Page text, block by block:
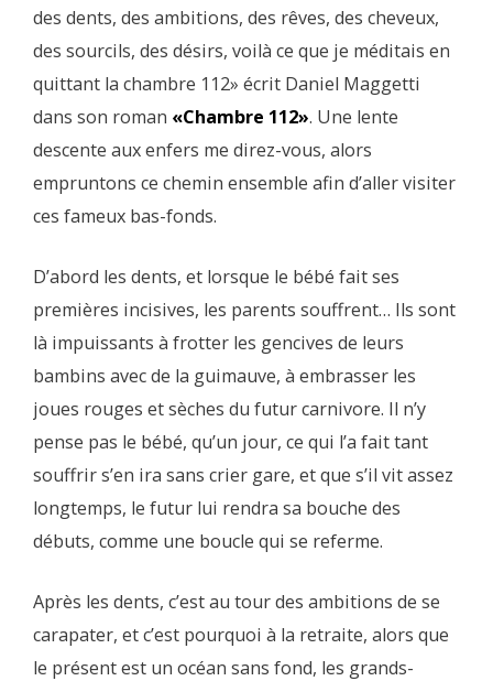
des dents, des ambitions, des rêves, des cheveux,
des sourcils, des désirs, voilà ce que je méditais en
quittant la chambre 112» écrit Daniel Maggetti
dans son roman «Chambre 112». Une lente
descente aux enfers me direz-vous, alors
empruntons ce chemin ensemble afin d’aller visiter
ces fameux bas-fonds.
D’abord les dents, et lorsque le bébé fait ses
premières incisives, les parents souffrent… Ils sont
là impuissants à frotter les gencives de leurs
bambins avec de la guimauve, à embrasser les
joues rouges et sèches du futur carnivore. Il n’y
pense pas le bébé, qu’un jour, ce qui l’a fait tant
souffrir s’en ira sans crier gare, et que s’il vit assez
longtemps, le futur lui rendra sa bouche des
débuts, comme une boucle qui se referme.
Après les dents, c’est au tour des ambitions de se
carapater, et c’est pourquoi à la retraite, alors que
le présent est un océan sans fond, les grands-